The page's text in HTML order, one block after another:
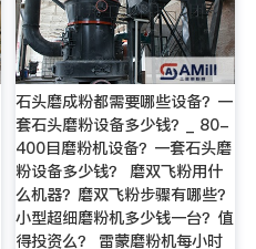
石头磨成粉都需要哪些设备？一
套石头磨粉设备多少钱？_ 80-
400目磨粉机设备？一套石头磨
粉设备多少钱？ 磨双飞粉用什
么机器？磨双飞粉步骤有哪些？
小型超细磨粉机多少钱一台？值
得投资么？ 雷蒙磨粉机每小时